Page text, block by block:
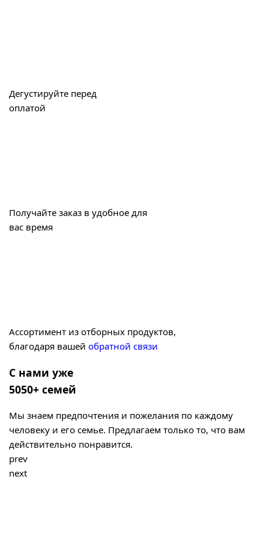
Дегустируйте перед
оплатой
Получайте заказ в удобное для
вас время
Ассортимент из отборных продуктов,
благодаря вашей обратной связи
С нами уже
5050+ семей
Мы знаем предпочтения и пожелания по каждому
человеку и его семье. Предлагаем только то, что вам
действительно понравится.
prev
next